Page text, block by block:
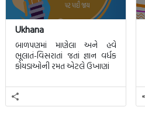
Ukhana
બાળપણમાં માણેલા અને હવે
ભૂલાતં-વિસરાતાં જતાં જ્ઞાન વર્ધક
કોયડાઓની રમત એટલે ઉખાણાં